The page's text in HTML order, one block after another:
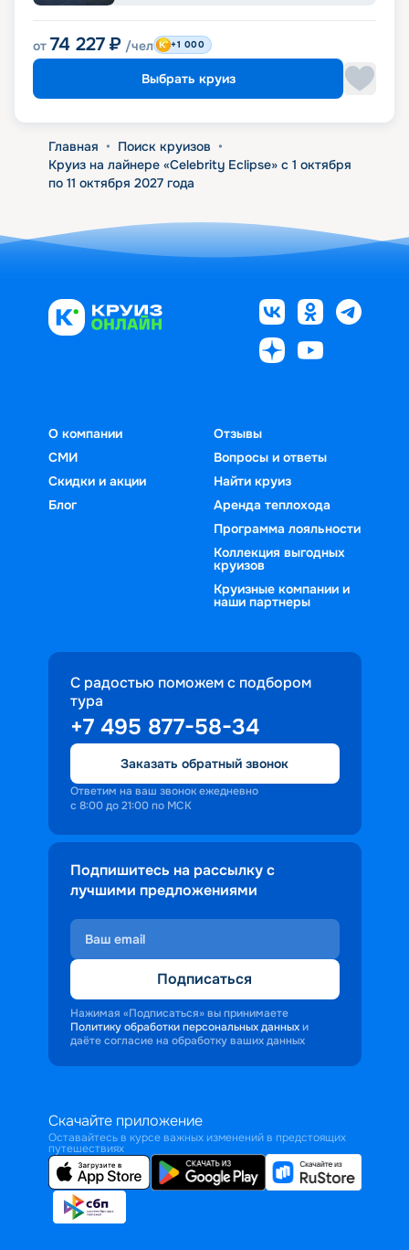
от 74 227 ₽ /чел +1 000
Выбрать круиз
Главная • Поиск круизов •
Круиз на лайнере «Celebrity Eclipse» с 1 октября
по 11 октября 2027 года
О компании
СМИ
Скидки и акции
Блог
Отзывы
Вопросы и ответы
Найти круиз
Аренда теплохода
Программа лояльности
Коллекция выгодных
круизов
Круизные компании и
наши партнеры
С радостью поможем с подбором
тура
+7 495 877-58-34
Заказать обратный звонок
Ответим на ваш звонок ежедневно
с 8:00 до 21:00 по МСК
Подпишитесь на рассылку с
лучшими предложениями
Подписаться
Нажимая «Подписаться» вы принимаете
Политику обработки персональных данных и
даёте согласие на обработку ваших данных
Скачайте приложение
Оставайтесь в курсе важных изменений в предстоящих
путешествиях